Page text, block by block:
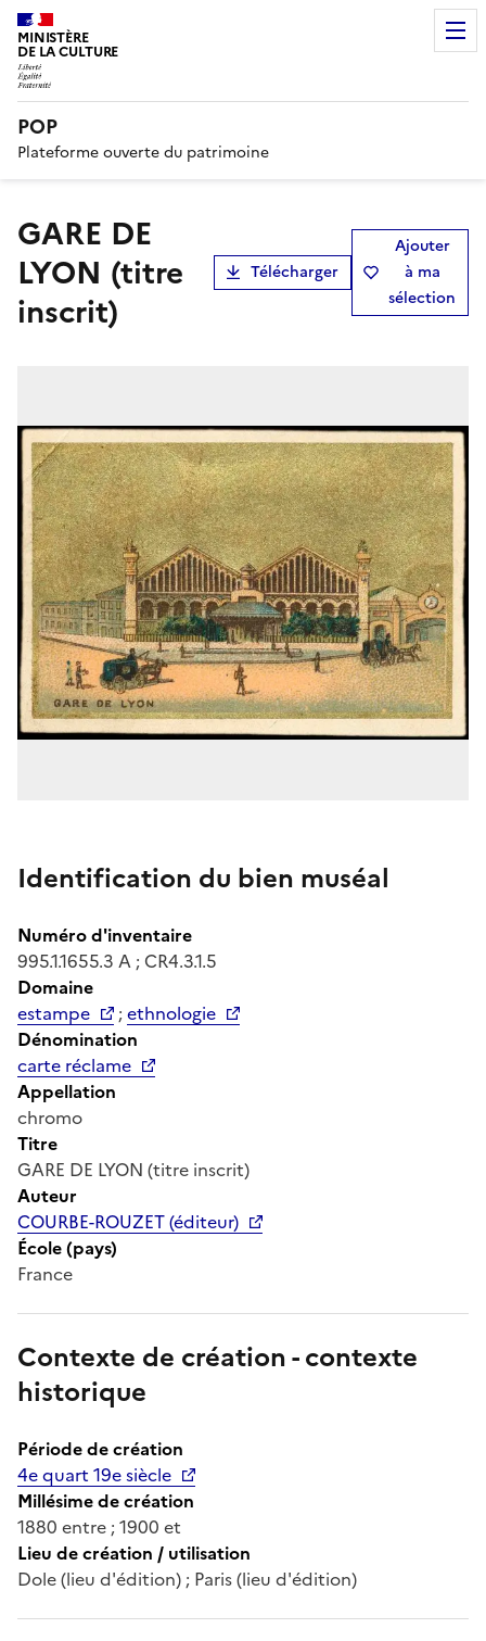
MINISTÈRE
DE LA CULTURE
POP
Plateforme ouverte du patrimoine
GARE DE
LYON (titre
inscrit)
Télécharger
Ajouter
à ma
sélection
Identification du bien muséal
Numéro d'inventaire
995.1.1655.3 A ; CR4.3.1.5
Domaine
estampe
;ethnologie
Dénomination
carte réclame
Appellation
chromo
Titre
GARE DE LYON (titre inscrit)
Auteur
COURBE-ROUZET (éditeur)
École (pays)
France
Contexte de création - contexte
historique
Période de création
4e quart 19e siècle
Millésime de création
1880 entre ; 1900 et
Lieu de création / utilisation
Dole (lieu d'édition) ; Paris (lieu d'édition)